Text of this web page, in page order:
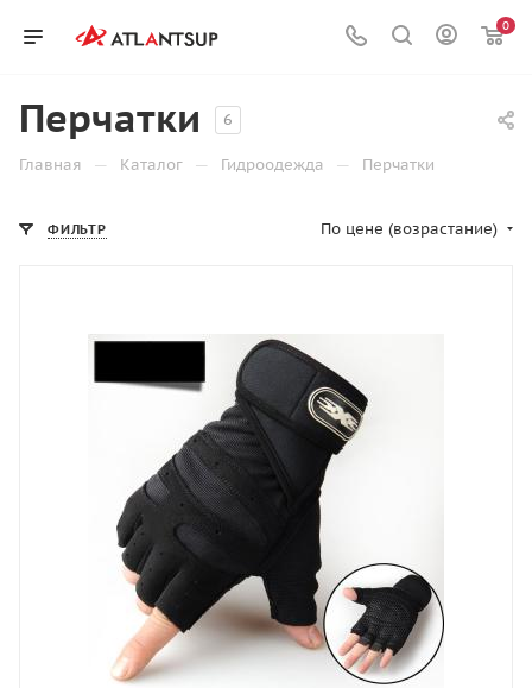
0
Перчатки 6
Главная — Каталог — Гидроодежда — Перчатки
ФИЛЬТР По цене (возрастание)